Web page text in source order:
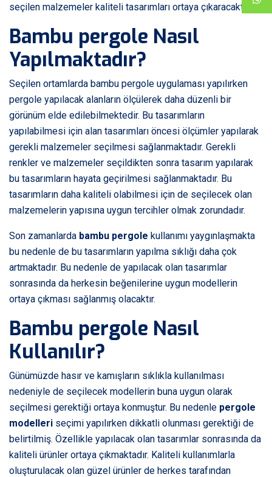
seçilen malzemeler kaliteli tasarımları ortaya çıkaracaktır.
Bambu pergole Nasıl
Yapılmaktadır?
Seçilen ortamlarda bambu pergole uygulaması yapılırken
pergole yapılacak alanların ölçülerek daha düzenli bir
görünüm elde edilebilmektedir. Bu tasarımların
yapılabilmesi için alan tasarımları öncesi ölçümler yapılarak
gerekli malzemeler seçilmesi sağlanmaktadır. Gerekli
renkler ve malzemeler seçildikten sonra tasarım yapılarak
bu tasarımların hayata geçirilmesi sağlanmaktadır. Bu
tasarımların daha kaliteli olabilmesi için de seçilecek olan
malzemelerin yapısına uygun tercihler olmak zorundadır.
Son zamanlarda bambu pergole kullanımı yaygınlaşmakta
bu nedenle de bu tasarımların yapılma sıklığı daha çok
artmaktadır. Bu nedenle de yapılacak olan tasarımlar
sonrasında da herkesin beğenilerine uygun modellerin
ortaya çıkması sağlanmış olacaktır.
Bambu pergole Nasıl
Kullanılır?
Günümüzde hasır ve kamışların sıklıkla kullanılması
nedeniyle de seçilecek modellerin buna uygun olarak
seçilmesi gerektiği ortaya konmuştur. Bu nedenle pergole
modelleri seçimi yapılırken dikkatli olunması gerektiği de
belirtilmiş. Özellikle yapılacak olan tasarımlar sonrasında da
kaliteli ürünler ortaya çıkmaktadır. Kaliteli kullanımlarla
oluşturulacak olan güzel ürünler de herkes tarafından